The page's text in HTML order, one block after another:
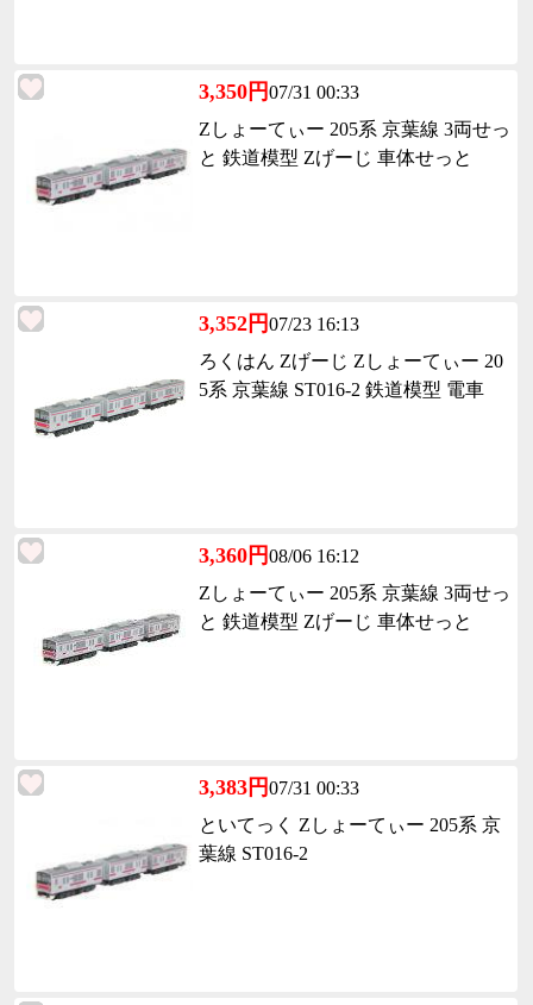
3,350円07/31 00:33
Zしょーてぃー 205系 京葉線 3両せっ
と 鉄道模型 Zげーじ 車体せっと
3,352円07/23 16:13
ろくはん Zげーじ Zしょーてぃー 20
5系 京葉線 ST016-2 鉄道模型 電車
3,360円08/06 16:12
Zしょーてぃー 205系 京葉線 3両せっ
と 鉄道模型 Zげーじ 車体せっと
3,383円07/31 00:33
といてっく Zしょーてぃー 205系 京
葉線 ST016-2